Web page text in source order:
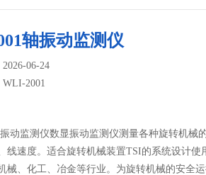
轴振动监测仪
06-24
WLI-2001
动监测仪数显振动监测仪测量各种旋转机械
线速度。适合旋转机械装置TSI的系统设计使
械、化工、冶金等行业。为旋转机械的安全